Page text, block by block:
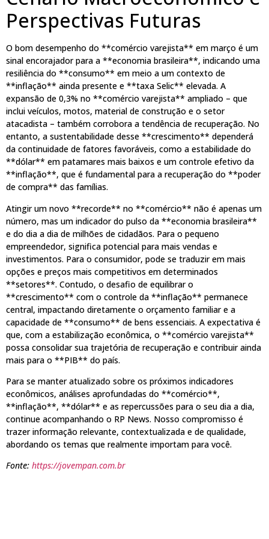
Perspectivas Futuras
O bom desempenho do **comércio varejista** em março é um
sinal encorajador para a **economia brasileira**, indicando uma
resiliência do **consumo** em meio a um contexto de
**inflação** ainda presente e **taxa Selic** elevada. A
expansão de 0,3% no **comércio varejista** ampliado – que
inclui veículos, motos, material de construção e o setor
atacadista – também corrobora a tendência de recuperação. No
entanto, a sustentabilidade desse **crescimento** dependerá
da continuidade de fatores favoráveis, como a estabilidade do
**dólar** em patamares mais baixos e um controle efetivo da
**inflação**, que é fundamental para a recuperação do **poder
de compra** das famílias.
Atingir um novo **recorde** no **comércio** não é apenas um
número, mas um indicador do pulso da **economia brasileira**
e do dia a dia de milhões de cidadãos. Para o pequeno
empreendedor, significa potencial para mais vendas e
investimentos. Para o consumidor, pode se traduzir em mais
opções e preços mais competitivos em determinados
**setores**. Contudo, o desafio de equilibrar o
**crescimento** com o controle da **inflação** permanece
central, impactando diretamente o orçamento familiar e a
capacidade de **consumo** de bens essenciais. A expectativa é
que, com a estabilização econômica, o **comércio varejista**
possa consolidar sua trajetória de recuperação e contribuir ainda
mais para o **PIB** do país.
Para se manter atualizado sobre os próximos indicadores
econômicos, análises aprofundadas do **comércio**,
**inflação**, **dólar** e as repercussões para o seu dia a dia,
continue acompanhando o RP News. Nosso compromisso é
trazer informação relevante, contextualizada e de qualidade,
abordando os temas que realmente importam para você.
Fonte: https://jovempan.com.br